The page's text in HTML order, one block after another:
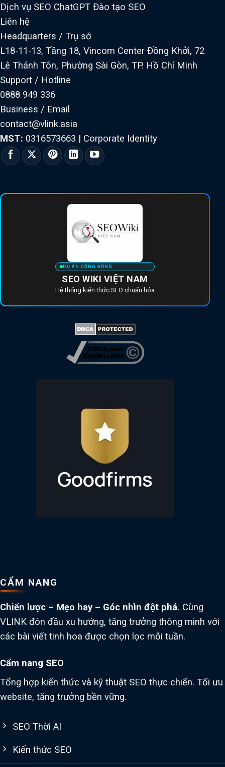
Dịch vụ SEO ChatGPT Đào tạo SEO
Liên hệ
Headquarters / Trụ sở
L18-11-13, Tầng 18, Vincom Center Đồng Khởi, 72
Lê Thánh Tôn, Phường Sài Gòn, TP. Hồ Chí Minh
Support / Hotline
0888 949 336
Business / Email
contact@vlink.asia
MST: 0316573663 | Corporate Identity
DỰ ÁN CỘNG ĐỒNG
SEO WIKI VIỆT NAM
Hệ thống kiến thức SEO chuẩn hóa
CẨM NANG
Chiến lược – Mẹo hay – Góc nhìn đột phá. Cùng
VLINK đón đầu xu hướng, tăng trưởng thông minh với
các bài viết tinh hoa được chọn lọc mỗi tuần.
Cẩm nang SEO
Tổng hợp kiến thức và kỹ thuật SEO thực chiến. Tối ưu
website, tăng trưởng bền vững.
SEO Thời AI
Kiến thức SEO